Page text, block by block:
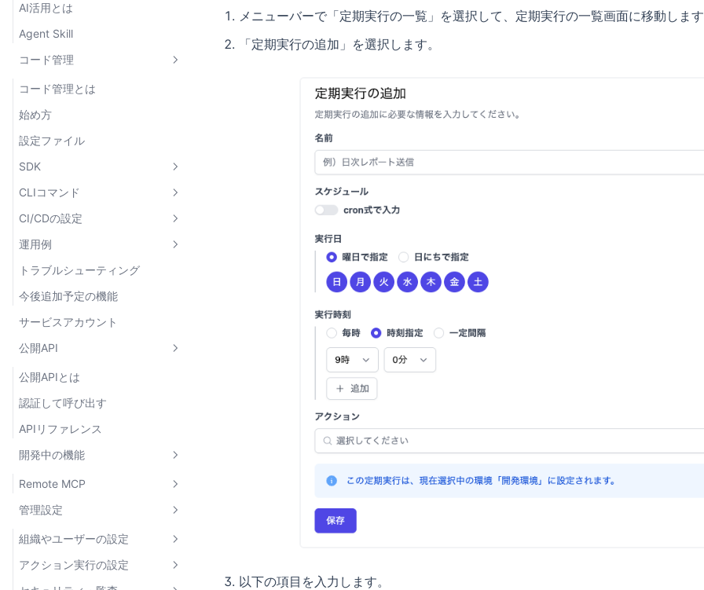
タブグループ
クエリパラメーター設定
Grid
Flexbox
HStack / VStack
Drawer
DescriptionList
Stat
Chart
Form
Button
TextInput
Textarea
Select
DatePicker
DateTimePicker
Checkbox
FileInput
Input
リンク
Link
ActionLink
ViewLink
画像・動画
Image
Video
Avatar
関数
useExecuteAction
useExecuteActionLazy
executeAction
openLink
openActionLink
openViewLink
useBaseMachinaContext
useURLQueries
copyToClipboard
showSuccessToast /
その他
Accordion
Alert
Badge
ClipboardButton
Heading
LoadingIndicator
Pagination
PaginationPageText
外部ライブラリ
Git管理
型定義ファイルのダウンロード
AI活用とは
Agent Skill
コード管理
コード管理とは
始め方
設定ファイル
SDK
defineConfig
defineAction
readFile
CLIコマンド
bm login
bm print-access-token
bm sync
bm pull
CI/CDの設定
概要
GitHub Actions
GitLab CI
運用例
基本（2ブランチ運用）
実践的な開発フロー
コード取得設定との連携
トラブルシューティング
今後追加予定の機能
サービスアカウント
公開API
公開APIとは
認証して呼び出す
APIリファレンス
開発中の機能
Remote MCP
Remote MCPとは
クライアントを接続する
アクションを実行する
管理設定
組織やユーザーの設定
企業アカウントのユーザー管理
アクション実行の設定
メニューバーで「定期実行の一覧」を選択して、定期実行の一覧画面に移動しま
「定期実行の追加」を選択します。
以下の項目を入力します。